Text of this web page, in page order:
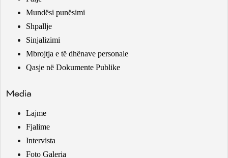
Mundësi punësimi
Shpallje
Sinjalizimi
Mbrojtja e të dhënave personale
Qasje në Dokumente Publike
Media
Lajme
Fjalime
Intervista
Foto Galeria